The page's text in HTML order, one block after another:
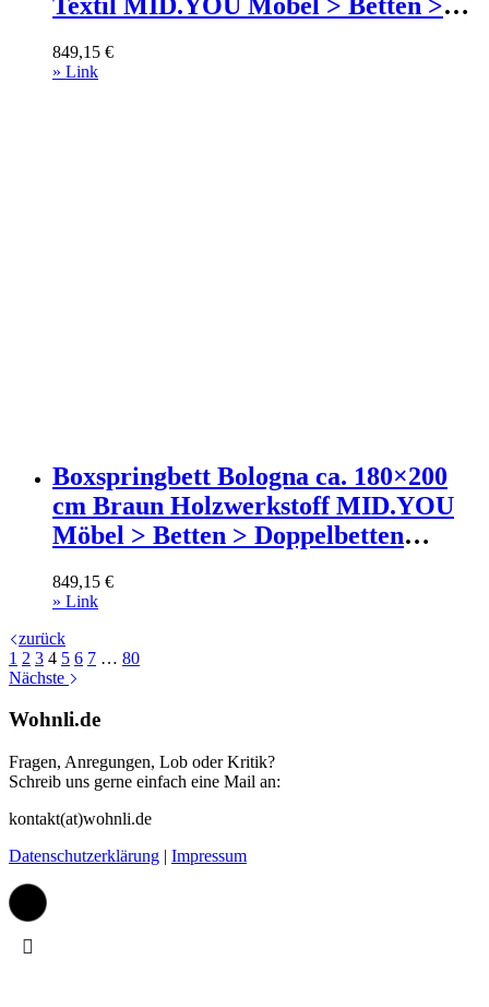
849,15 €
» Link
Boxspringbett Bologna ca. 180×200
cm Braun Holzwerkstoff MID.YOU
Möbel > Betten > Doppelbetten
849,15 €
» Link
zurück
1 2 3 4 5 6 7 … 80
Nächste
Wohnli.de
Fragen, Anregungen, Lob oder Kritik?
Schreib uns gerne einfach eine Mail an:
kontakt(at)wohnli.de
Datenschutzerklärung | Impressum